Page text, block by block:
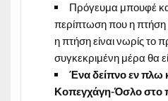
Πρόγευμα μπουφέ
περίπτωση που η
η πτήση είναι νωρίς το
συγκεκριμένη μέρα θα
Ένα δείπνο εν πλω
Κοπεγχάγη-Όσλο στο